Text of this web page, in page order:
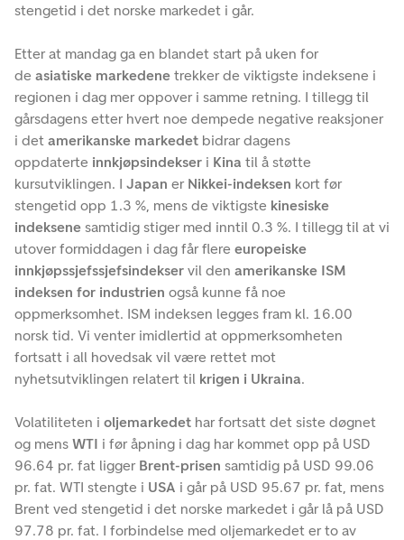
stengetid i det norske markedet i går.
Etter at mandag ga en blandet start på uken for
de asiatiske markedene trekker de viktigste indeksene i
regionen i dag mer oppover i samme retning. I tillegg til
gårsdagens etter hvert noe dempede negative reaksjoner
i det amerikanske markedet bidrar dagens
oppdaterte innkjøpsindekser i Kina til å støtte
kursutviklingen. I Japan er Nikkei-indeksen kort før
stengetid opp 1.3 %, mens de viktigste kinesiske
indeksene samtidig stiger med inntil 0.3 %. I tillegg til at vi
utover formiddagen i dag får flere europeiske
innkjøpssjefssjefsindekser vil den amerikanske ISM
indeksen for industrien også kunne få noe
oppmerksomhet. ISM indeksen legges fram kl. 16.00
norsk tid. Vi venter imidlertid at oppmerksomheten
fortsatt i all hovedsak vil være rettet mot
nyhetsutviklingen relatert til krigen i Ukraina.
Volatiliteten i oljemarkedet har fortsatt det siste døgnet
og mens WTI i før åpning i dag har kommet opp på USD
96.64 pr. fat ligger Brent-prisen samtidig på USD 99.06
pr. fat. WTI stengte i USA i går på USD 95.67 pr. fat, mens
Brent ved stengetid i det norske markedet i går lå på USD
97.78 pr. fat. I forbindelse med oljemarkedet er to av